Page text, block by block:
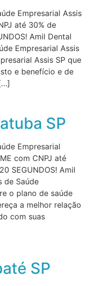
Empresarial Assis
até 30% de
Amil Dental
Empresarial Assis
Assis SP que
e benefício e de
SP
Empresarial
com CNPJ até
SEGUNDOS! Amil
de Saúde
o plano de saúde
a melhor relação
com suas
SP